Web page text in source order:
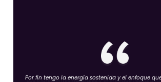
Los ingredientes naturales y el enfoque